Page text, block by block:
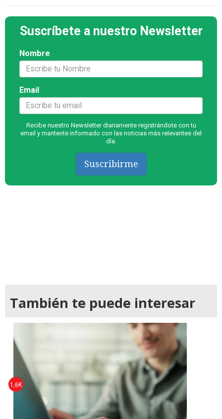
Suscríbete a nuestro Newsletter
Nombre
Email
Recibe nuestro Newsletter diariamente registrándote con tu
email y mantente informado con las noticias más relevantes del
día.
Suscribirme
También te puede interesar
1,6K